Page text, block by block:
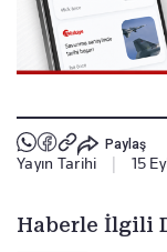
Paylaş
Yayın Tarihi 15
Haberle İlgili